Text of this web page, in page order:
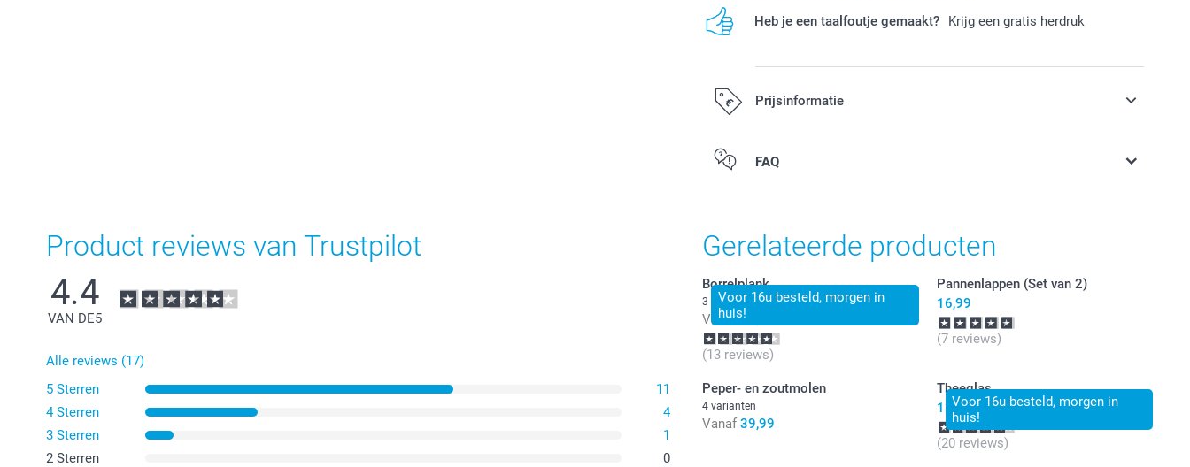
Heb je een taalfoutje gemaakt? Krijg een gratis herdruk
Prijsinformatie
Alle prijzen zijn in EURO (€) inclusief BTW en exclusief verzendkosten.
FAQ
Product reviews van Trustpilot
4.4
VAN DE5
Alle reviews (17)
5 Sterren
11
4 Sterren
4
3 Sterren
1
2 Sterren
0
Gerelateerde producten
Voor 16u besteld, morgen in
huis!
Borrelplank
3 varianten
Vanaf 24,99
(13 reviews)
Pannenlappen (Set van 2)
16,99
(7 reviews)
Peper- en zoutmolen
4 varianten
Vanaf 39,99
Voor 16u besteld, morgen in
huis!
Theeglas
13,99
(20 reviews)